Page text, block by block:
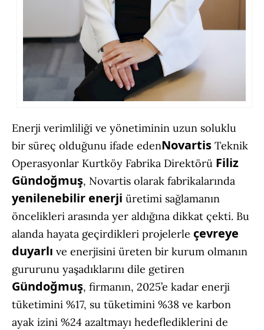
Enerji verimliliği ve yönetiminin uzun soluklu
bir süreç olduğunu ifade edenNovartis Teknik
Operasyonlar Kurtköy Fabrika Direktörü Filiz
Gündoğmuş, Novartis olarak fabrikalarında
yenilenebilir enerji üretimi sağlamanın
öncelikleri arasında yer aldığına dikkat çekti. Bu
alanda hayata geçirdikleri projelerle çevreye
duyarlı ve enerjisini üreten bir kurum olmanın
gururunu yaşadıklarını dile getiren
Gündoğmuş, firmanın, 2025’e kadar enerji
tüketimini %17, su tüketimini %38 ve karbon
ayak izini %24 azaltmayı hedeflediklerini de